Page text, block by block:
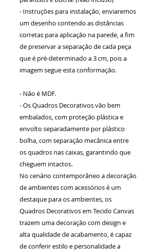
- Instruções para instalação, enviaremos
um desenho contendo as distâncias
corretas para aplicação na parede, a fim
de preservar a separação de cada peça
que é pré-determinado a 3 cm, pois a
imagem segue esta conformação.
- Não é MDF.
- Os Quadros Decorativos vão bem
embalados, com proteção plástica e
envolto separadamente por plástico
bolha, com separação mecânica entre
os quadros nas caixas, garantindo que
cheguem intactos.
No cenário contemporâneo a decoração
de ambientes com acessórios é um
destaque para os ambientes, os
Quadros Decorativos em Tecido Canvas
trazem uma decoração com design e
alta qualidade de acabamento, é capaz
de conferir estilo e personalidade a